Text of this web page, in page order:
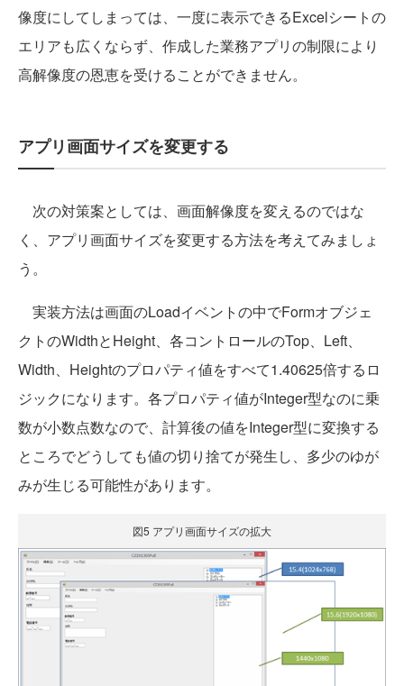
像度にしてしまっては、一度に表示できるExcelシートの
エリアも広くならず、作成した業務アプリの制限により
高解像度の恩恵を受けることができません。
アプリ画面サイズを変更する
次の対策案としては、画面解像度を変えるのではな
く、アプリ画面サイズを変更する方法を考えてみましょ
う。
実装方法は画面のLoadイベントの中でFormオブジェ
クトのWidthとHeight、各コントロールのTop、Left、
Width、Heightのプロパティ値をすべて1.40625倍するロ
ジックになります。各プロパティ値がInteger型なのに乗
数が小数点数なので、計算後の値をInteger型に変換する
ところでどうしても値の切り捨てが発生し、多少のゆが
みが生じる可能性があります。
図5 アプリ画面サイズの拡大